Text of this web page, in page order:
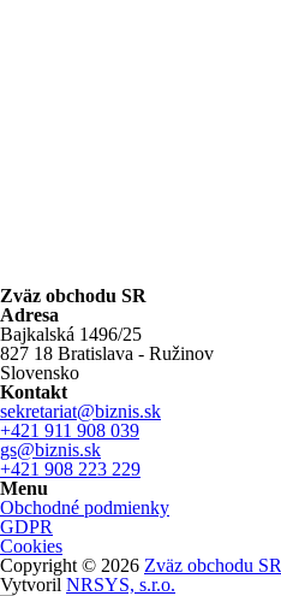
Zväz obchodu SR
Adresa
Bajkalská 1496/25
827 18 Bratislava - Ružinov
Slovensko
Kontakt
sekretariat@biznis.sk
+421 911 908 039
gs@biznis.sk
+421 908 223 229
Menu
Obchodné podmienky
GDPR
Cookies
Copyright © 2026 Zväz obchodu SR
Vytvoril NRSYS, s.r.o.